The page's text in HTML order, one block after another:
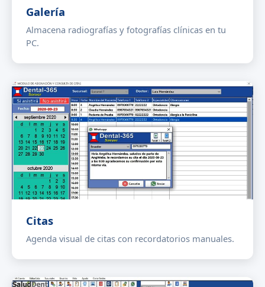
Galería
Almacena radiografías y fotografías clínicas en tu
PC.
Citas
Agenda visual de citas con recordatorios manuales.